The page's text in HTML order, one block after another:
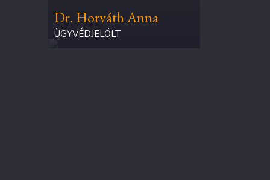
Dr. Horváth Anna
ÜGYVÉDJELÖLT